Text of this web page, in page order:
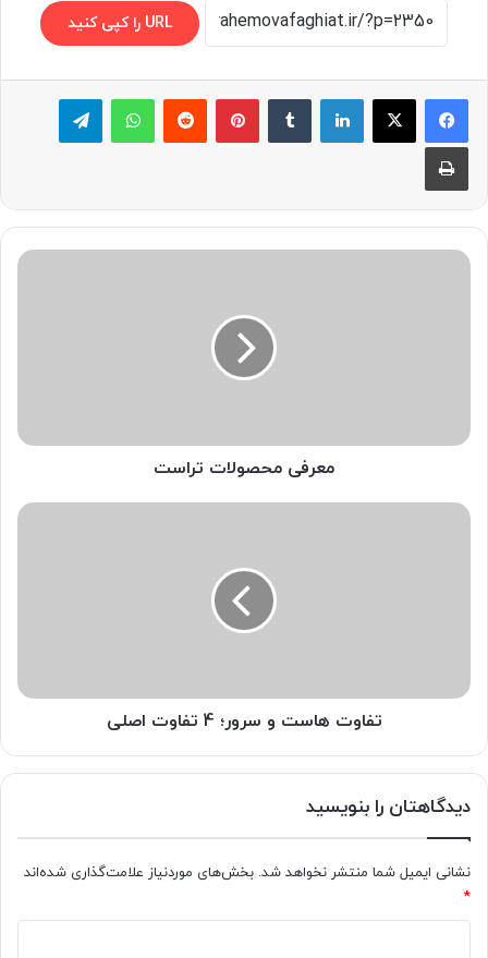
URL را کپی کنید
لینکدین ‫تامبلر پینترست‫رددیت واتس آپ تلگرام
چاپ
معرفی
معرفی محصولات تراست
تفاوت
تفاوت هاست و سرور؛ 4 تفاوت اصلی
دیدگاهتان را بنویسید
نشانی ایمیل شما منتشر نخواهد شد. بخش‌های موردنیاز علامت‌گذاری شده‌اند
*